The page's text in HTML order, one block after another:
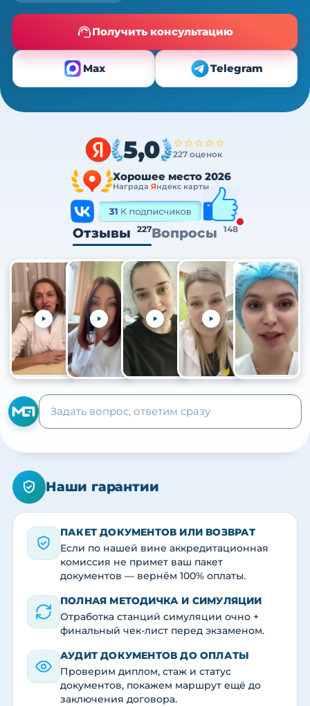
Получить консультацию
Max Telegram
5,0 227 оценок
Хорошее место 2026
Награда Яндекс карты
Отзывы 227Вопросы 148
+105
Наши гарантии
ПАКЕТ ДОКУМЕНТОВ ИЛИ ВОЗВРАТ
Если по нашей вине аккредитационная
комиссия не примет ваш пакет
документов — вернём 100% оплаты.
ПОЛНАЯ МЕТОДИЧКА И СИМУЛЯЦИИ
Отработка станций симуляции очно +
финальный чек-лист перед экзаменом.
АУДИТ ДОКУМЕНТОВ ДО ОПЛАТЫ
Проверим диплом, стаж и статус
документов, покажем маршрут ещё до
заключения договора.